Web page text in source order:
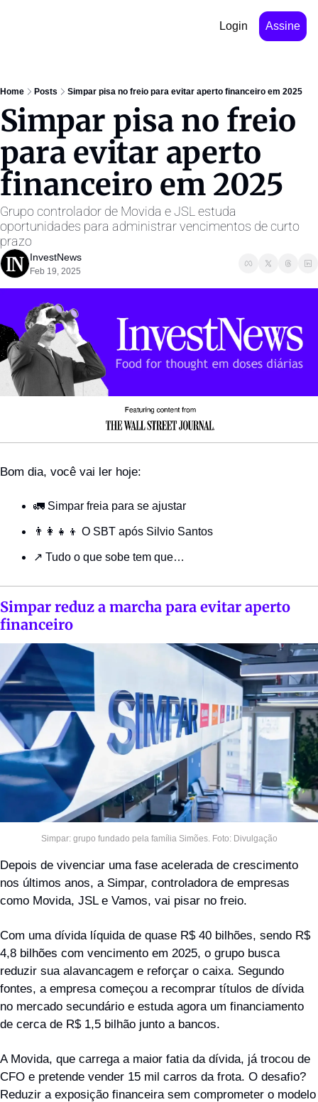
Login Assine
Home Posts Simpar pisa no freio para evitar aperto financeiro em 2025
Simpar pisa no freio
para evitar aperto
financeiro em 2025
Grupo controlador de Movida e JSL estuda
oportunidades para administrar vencimentos de curto
prazo
InvestNews ㅤ
Feb 19, 2025
Bom dia, você vai ler hoje:
🚛 Simpar freia para se ajustar
👨‍👩‍👧‍👦 O SBT após Silvio Santos
↗️ Tudo o que sobe tem que…
Simpar reduz a marcha para evitar aperto
financeiro
Simpar: grupo fundado pela família Simões. Foto: Divulgação
Depois de vivenciar uma fase acelerada de crescimento
nos últimos anos, a Simpar, controladora de empresas
como Movida, JSL e Vamos, vai pisar no freio.
Com uma dívida líquida de quase R$ 40 bilhões, sendo R$
4,8 bilhões com vencimento em 2025, o grupo busca
reduzir sua alavancagem e reforçar o caixa. Segundo
fontes, a empresa começou a recomprar títulos de dívida
no mercado secundário e estuda agora um financiamento
de cerca de R$ 1,5 bilhão junto a bancos.
A Movida, que carrega a maior fatia da dívida, já trocou de
CFO e pretende vender 15 mil carros da frota. O desafio?
Reduzir a exposição financeira sem comprometer o modelo